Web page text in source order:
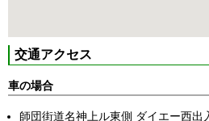
交通アクセス
車の場合
師団街道名神上ル東側 ダイエー西出